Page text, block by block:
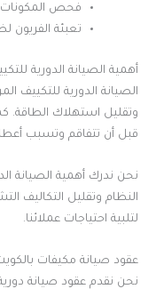
فحص المكونات
تعبئة الفريون
أهمية الصيانة الدورية
الصيانة الدورية للتكييف
وتقليل استهلاك الطاقة.
قبل أن تتفاقم وتسبب
نحن ندرك أهمية الصيانة
النظام وتقليل التكاليف
لتلبية احتياجات عملائنا.
عقود صيانة مكيفات
نحن نقدم عقود صيانة